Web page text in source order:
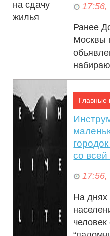
17:56,
Ранее
Москвы
Главные
со
17:56,
На днях